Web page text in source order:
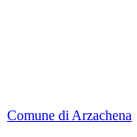
Comune di Arzachena